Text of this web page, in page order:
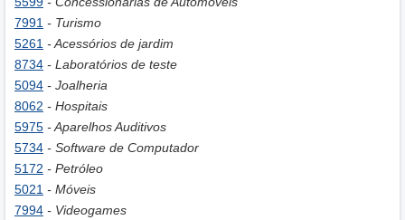
7991 - Turismo
5261 - Acessórios de jardim
8734 - Laboratórios de teste
5094 - Joalheria
8062 - Hospitais
5975 - Aparelhos Auditivos
5734 - Software de Computador
5172 - Petróleo
5021 - Móveis
7994 - Videogames